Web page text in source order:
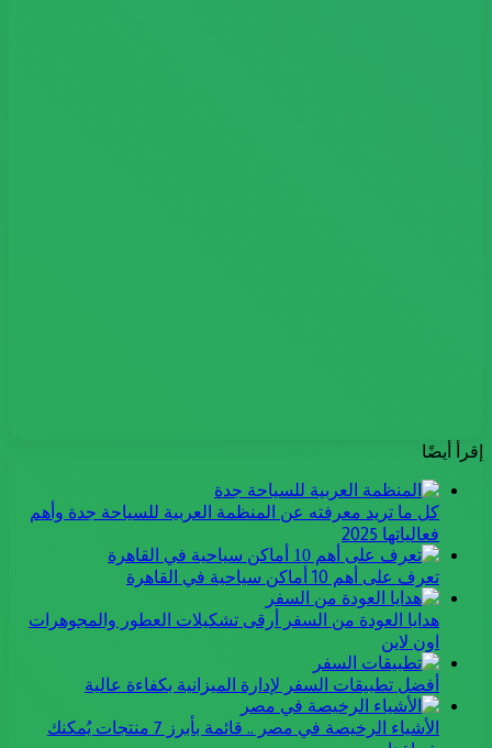
إقرأ أيضًا
كل ما تريد معرفته عن المنظمة العربية للسياحة جدة وأهم
فعالياتها 2025
تعرف على أهم 10 أماكن سياحية في القاهرة
هدايا العودة من السفر أرقى تشكيلات العطور والمجوهرات
اون لاين
أفضل تطبيقات السفر لإدارة الميزانية بكفاءة عالية
الأشياء الرخيصة في مصر .. قائمة بأبرز 7 منتجات يُمكنك